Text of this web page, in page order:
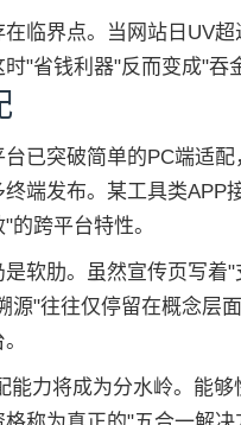
在临界点。当网站日UV
"省钱利器"反而变成"吞
已突破简单的PC端适
终端发布。某工具类APP
的跨平台特性。
软肋。虽然宣传页写着
源"往往仅停留在概念层
能力将成为分水岭。能